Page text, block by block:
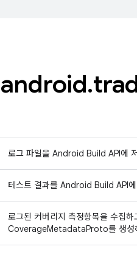
android.
로그 파일을 Android Build API에
테스트 결과를 Android Build API
로그된 커버리지 측정항목을 수집
CoverageMetadataProto를 생성